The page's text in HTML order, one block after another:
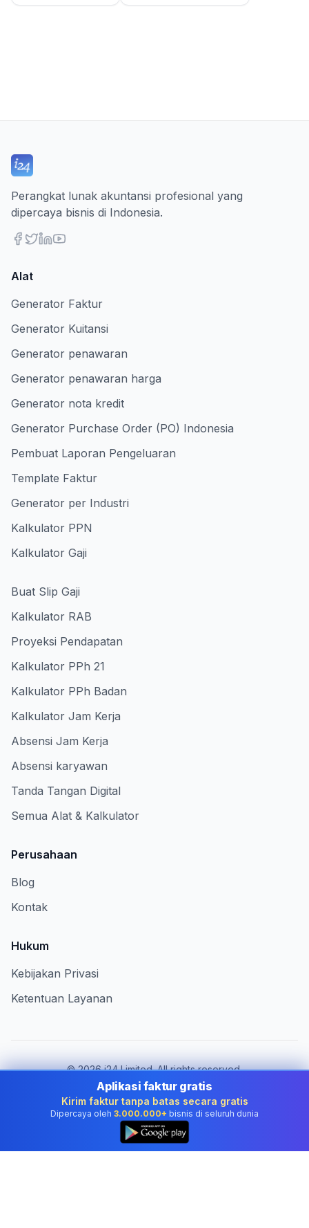
Perangkat lunak akuntansi profesional yang
dipercaya bisnis di Indonesia.
Alat
Generator Faktur
Generator Kuitansi
Generator penawaran
Generator penawaran harga
Generator nota kredit
Generator Purchase Order (PO) Indonesia
Pembuat Laporan Pengeluaran
Template Faktur
Generator per Industri
Kalkulator PPN
Kalkulator Gaji
Buat Slip Gaji
Kalkulator RAB
Proyeksi Pendapatan
Kalkulator PPh 21
Kalkulator PPh Badan
Kalkulator Jam Kerja
Absensi Jam Kerja
Absensi karyawan
Tanda Tangan Digital
Semua Alat & Kalkulator
Perusahaan
Blog
Kontak
Hukum
Kebijakan Privasi
Ketentuan Layanan
©2026i24 Limited. All rights reserved.
Melayani bisnis di Indonesia
Ganti negara:
Indonesia
Aplikasi faktur gratis
Kirim faktur tanpa batas secara gratis
Dipercaya oleh 3.000.000+ bisnis di seluruh dunia